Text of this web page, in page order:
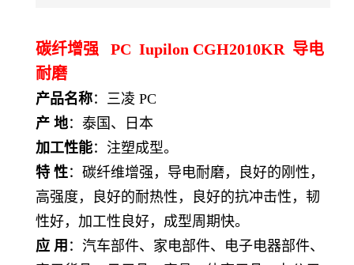
碳纤增强 PC Iupilon CGH2010KR 导电
耐磨
产品名称： 三凌 PC
产 地： 泰国、日本
加工性能：注塑成型。
特 性：碳纤维增强，导电耐磨，良好的刚性，
高强度，良好的耐热性，良好的抗冲击性，韧
性好，加工性良好，成型周期快。
应 用 ：汽车部件、 家电部件、 电子电器部件、